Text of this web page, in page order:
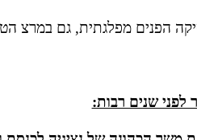
הפנים מפלגתית, גם במרצ
לפני שנים רבות: